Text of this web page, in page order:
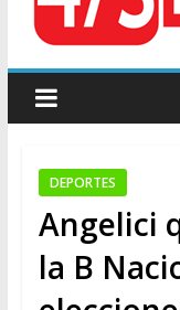
Sturzenegger
del capítulo de
Fuego y defiende la
DEPORTES
Angelici
la B